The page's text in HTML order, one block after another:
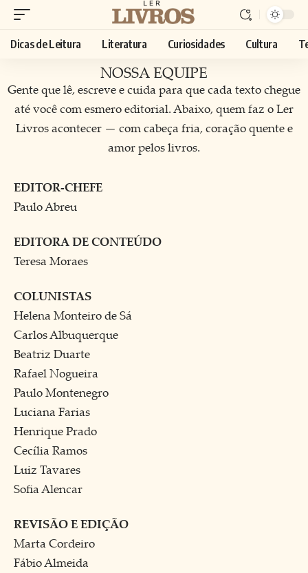
Dicas de Leitura Literatura Curiosidades Cultura
NOSSA EQUIPE
Gente que lê, escreve e cuida para que cada texto chegue
até você com esmero editorial. Abaixo, quem faz o Ler
Livros acontecer — com cabeça fria, coração quente e
amor pelos livros.
EDITOR-CHEFE
Paulo Abreu
EDITORA DE CONTEÚDO
Teresa Moraes
COLUNISTAS
Helena Monteiro de Sá
Carlos Albuquerque
Beatriz Duarte
Rafael Nogueira
Paulo Montenegro
Luciana Farias
Henrique Prado
Cecília Ramos
Luiz Tavares
Sofia Alencar
REVISÃO E EDIÇÃO
Marta Cordeiro
Fábio Almeida